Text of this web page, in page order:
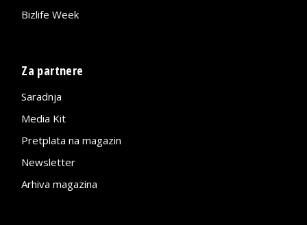
Bizlife Week
Za partnere
Saradnja
Media Kit
Pretplata na magazin
Newsletter
Arhiva magazina